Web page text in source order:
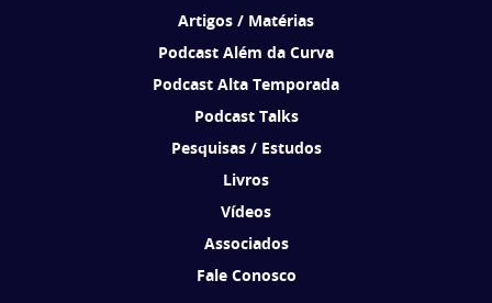
Artigos / Matérias
Podcast Além da Curva
Podcast Alta Temporada
Podcast Talks
Pesquisas / Estudos
Livros
Vídeos
Associados
Fale Conosco